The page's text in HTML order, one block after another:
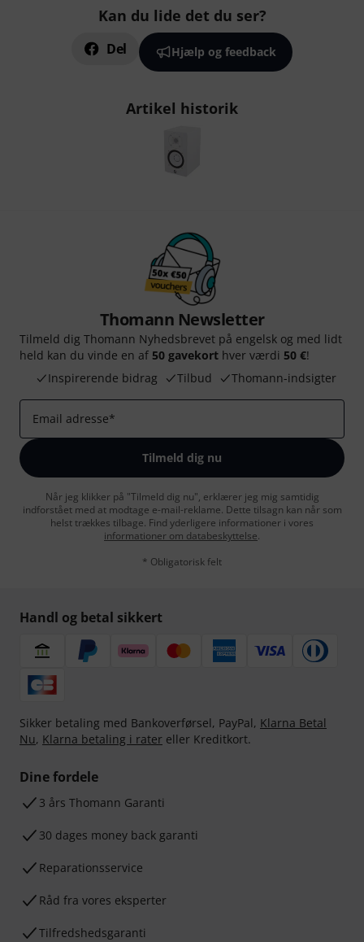
Kan du lide det du ser?
Del Hjælp og feedback
Artikel historik
Thomann Newsletter
Tilmeld dig Thomann Nyhedsbrevet på engelsk og med lidt
held kan du vinde en af 50 gavekort hver værdi 50 €!
Inspirerende bidrag
Tilbud Thomann-indsigter
Email adresse*
Tilmeld dig nu
Når jeg klikker på "Tilmeld dig nu", erklærer jeg mig samtidig
indforstået med at modtage e-mail-reklame. Dette tilsagn kan når som
helst trækkes tilbage. Find yderligere informationer i vores
informationer om databeskyttelse.
* Obligatorisk felt
Handl og betal sikkert
Sikker betaling med Bankoverførsel, PayPal, Klarna Betal
Nu, Klarna betaling i rater eller Kreditkort.
Dine fordele
3 års Thomann Garanti
30 dages money back garanti
Reparationsservice
Råd fra vores eksperter
Tilfredshedsgaranti